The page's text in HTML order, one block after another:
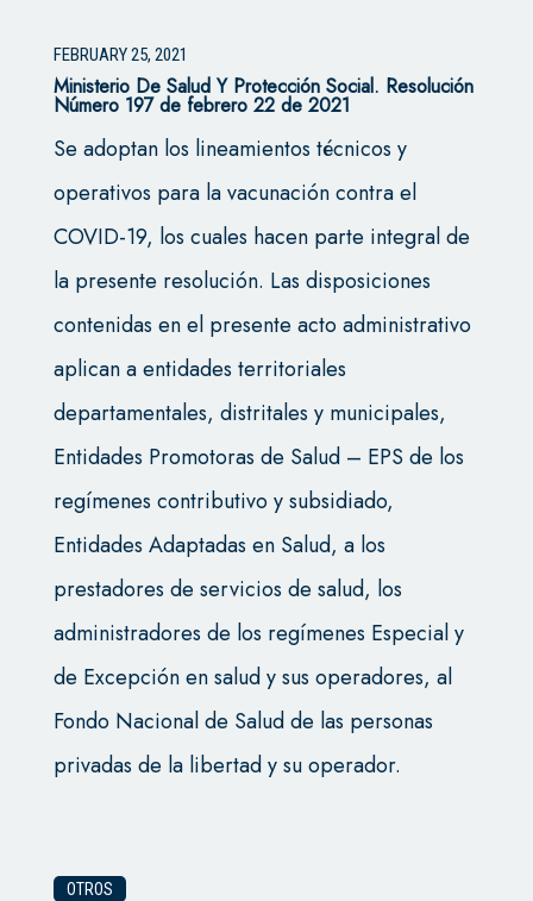
FEBRUARY 25, 2021
Ministerio De Salud Y Protección Social. Resolución
Número 197 de febrero 22 de 2021
Se adoptan los lineamientos técnicos y
operativos para la vacunación contra el
COVID-19, los cuales hacen parte integral de
la presente resolución. Las disposiciones
contenidas en el presente acto administrativo
aplican a entidades territoriales
departamentales, distritales y municipales,
Entidades Promotoras de Salud – EPS de los
regímenes contributivo y subsidiado,
Entidades Adaptadas en Salud, a los
prestadores de servicios de salud, los
administradores de los regímenes Especial y
de Excepción en salud y sus operadores, al
Fondo Nacional de Salud de las personas
privadas de la libertad y su operador.
OTROS